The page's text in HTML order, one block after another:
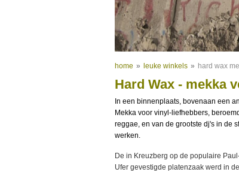
home » leuke winkels » hard wax
Hard Wax - mekka
In een binnenplaats, bovenaan een
Mekka voor vinyl-liefhebbers,
reggae, en van de grootste dj's in de
werken.
De in Kreuzberg op de populaire
Ufer gevestigde platenzaak werd in